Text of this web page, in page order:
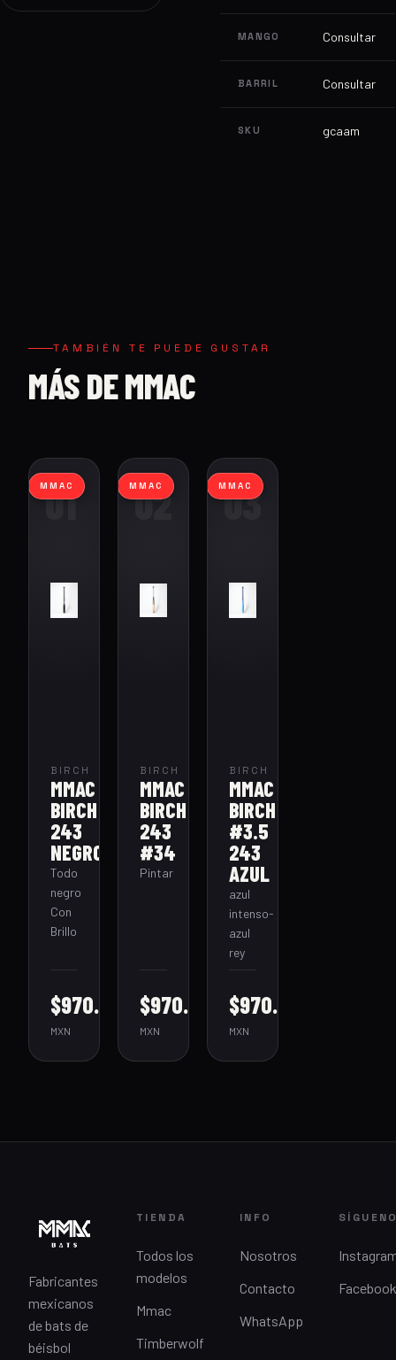
MANGO Consultar
BARRIL Consultar
SKU gcaam
TAMBIÉN TE PUEDE GUSTAR
MÁS DE MMAC
01
MMAC
BIRCH
MMAC
BIRCH
243
NEGRO
Todo
negro
Con
Brillo
$970.00
MXN
02
MMAC
BIRCH
MMAC
BIRCH
243
#34
Pintar
$970.00
MXN
03
MMAC
BIRCH
MMAC
BIRCH
#3.5
243
AZUL
azul
intenso-
azul
rey
$970.00
MXN
Fabricantes
mexicanos
de bats de
béisbol
TIENDA
Todos los
modelos
Mmac
Timberwolf
INFO
Nosotros
Contacto
WhatsApp
Facebook